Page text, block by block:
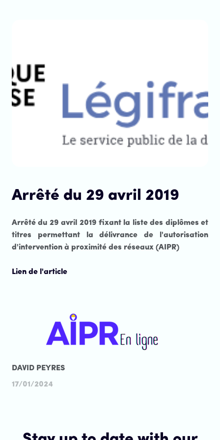
Arrêté du 29 avril 2019
Arrêté du 29 avril 2019 fixant la liste des diplômes et
titres permettant la délivrance de l'autorisation
d'intervention à proximité des réseaux (AIPR)
Lien de l'article
DAVID PEYRES
17/01/2024